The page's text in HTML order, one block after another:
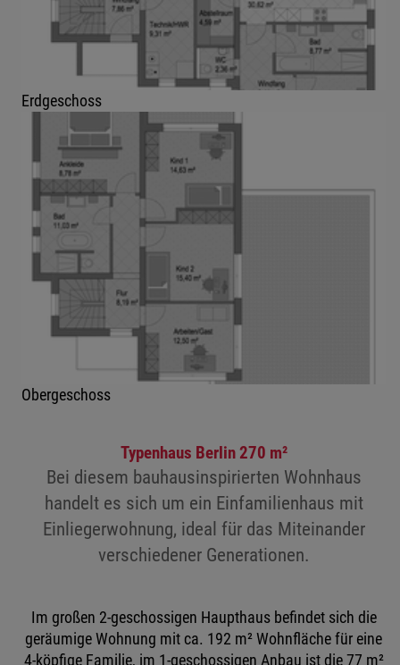
Erdgeschoss
Obergeschoss
Typenhaus Berlin 270 m²
Bei diesem bauhausinspirierten Wohnhaus
handelt es sich um ein Einfamilienhaus mit
Einliegerwohnung, ideal für das Miteinander
verschiedener Generationen.
Im großen 2-geschossigen Haupthaus befindet sich die
geräumige Wohnung mit ca. 192 m² Wohnfläche für eine
4-köpfige Familie, im 1-geschossigen Anbau ist die 77 m²